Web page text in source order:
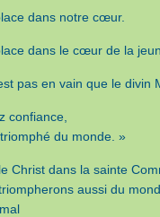
dans notre cœur.
dans le cœur de la
pas en vain que le divin
confiance,
triomphé du monde. »
Christ dans la sainte
aussi du